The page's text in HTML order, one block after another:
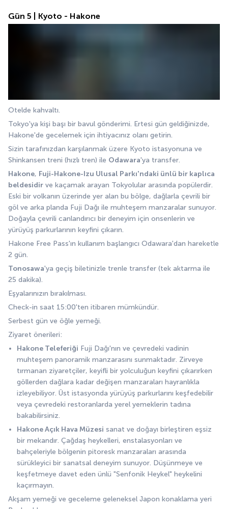
Gün 5 | Kyoto - Hakone
Otelde kahvaltı.
Tokyo'ya kişi başı bir bavul gönderimi. Ertesi gün geldiğinizde,
Hakone'de gecelemek için ihtiyacınız olanı getirin.
Sizin tarafınızdan karşılanmak üzere Kyoto istasyonuna ve
Shinkansen treni (hızlı tren) ile Odawara'ya transfer.
Hakone, Fuji-Hakone-Izu Ulusal Parkı'ndaki ünlü bir kaplıca
beldesidir ve kaçamak arayan Tokyolular arasında popülerdir.
Eski bir volkanın üzerinde yer alan bu bölge, dağlarla çevrili bir
göl ve arka planda Fuji Dağı ile muhteşem manzaralar sunuyor.
Doğayla çevrili canlandırıcı bir deneyim için onsenlerin ve
yürüyüş parkurlarının keyfini çıkarın.
Hakone Free Pass'ın kullanım başlangıcı Odawara'dan hareketle
2 gün.
Tonosawa'ya geçiş biletinizle trenle transfer (tek aktarma ile
25 dakika).
Eşyalarınızın bırakılması.
Check-in saat 15:00'ten itibaren mümkündür.
Serbest gün ve öğle yemeği.
Ziyaret önerileri:
Hakone Teleferiği Fuji Dağı'nın ve çevredeki vadinin
muhteşem panoramik manzarasını sunmaktadır. Zirveye
tırmanan ziyaretçiler, keyifli bir yolculuğun keyfini çıkarırken
göllerden dağlara kadar değişen manzaraları hayranlıkla
izleyebiliyor. Üst istasyonda yürüyüş parkurlarını keşfedebilir
veya çevredeki restoranlarda yerel yemeklerin tadına
bakabilirsiniz.
Hakone Açık Hava Müzesi sanat ve doğayı birleştiren eşsiz
bir mekandır. Çağdaş heykelleri, enstalasyonları ve
bahçeleriyle bölgenin pitoresk manzaraları arasında
sürükleyici bir sanatsal deneyim sunuyor. Düşünmeye ve
keşfetmeye davet eden ünlü "Senfonik Heykel" heykelini
kaçırmayın.
Akşam yemeği ve geceleme geleneksel Japon konaklama yeri